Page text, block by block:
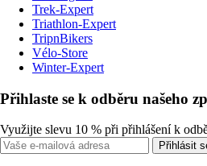
Trek-Expert
Triathlon-Expert
TripnBikers
Vélo-Store
Winter-Expert
Přihlaste se k odběru našeho
Využijte slevu 10 % při přihlášení k
Přihlásit